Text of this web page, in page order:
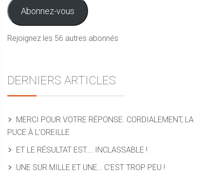
mail
Abonnez-vous
Rejoignez les 56 autres abonnés
DERNIERS ARTICLES
MERCI POUR VOTRE RÉPONSE. CORDIALEMENT, LA
PUCE À L’OREILLE
ET LE RÉSULTAT EST…. INCLASSABLE !
UNE SUR MILLE ET UNE… C’EST TROP PEU !